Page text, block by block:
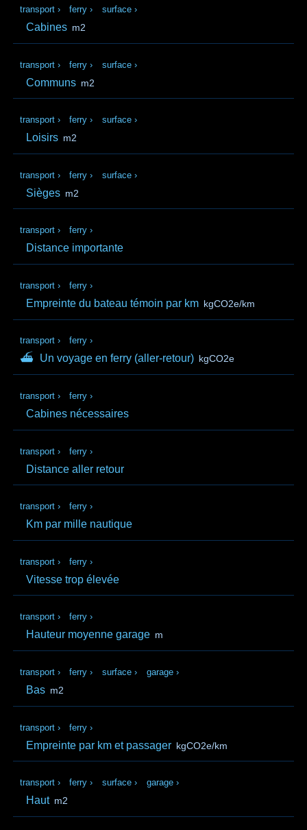
transport › ferry › surface ›
Cabines m2
transport › ferry › surface ›
Communs m2
transport › ferry › surface ›
Loisirs m2
transport › ferry › surface ›
Sièges m2
transport › ferry ›
Distance importante
transport › ferry ›
Empreinte du bateau témoin par km kgCO2e/km
transport › ferry ›
⛴ Un voyage en ferry (aller‑retour) kgCO2e
transport › ferry ›
Cabines nécessaires
transport › ferry ›
Distance aller retour
transport › ferry ›
Km par mille nautique
transport › ferry ›
Vitesse trop élevée
transport › ferry ›
Hauteur moyenne garage m
transport › ferry › surface › garage ›
Bas m2
transport › ferry ›
Empreinte par km et passager kgCO2e/km
transport › ferry › surface › garage ›
Haut m2